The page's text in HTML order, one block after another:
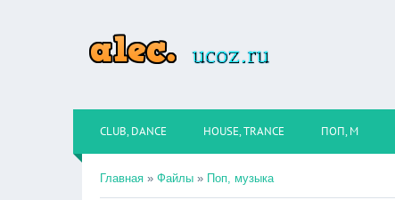
CLUB, DANCE HOUSE, TRANCE ПОП, М
Главная » Файлы » Поп, музыка